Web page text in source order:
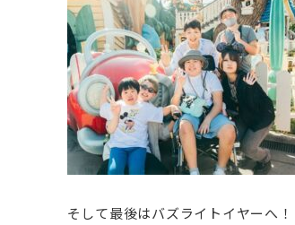
そして最後はバズライトイヤーへ